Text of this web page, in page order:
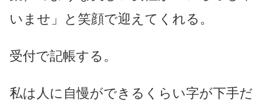
いませ」と笑顔で迎えてくれる。
受付で記帳する。
私は人に自慢ができるくらい字が下手だ